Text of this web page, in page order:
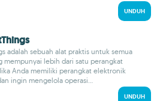
UNDUH
adalah sebuah alat praktis untuk semua
mempunyai lebih dari satu perangkat
Anda memiliki perangkat elektronik
ingin mengelola operasi...
UNDUH